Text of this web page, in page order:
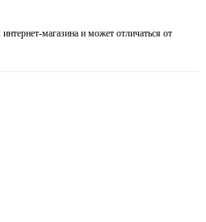
магазина и может отличаться от